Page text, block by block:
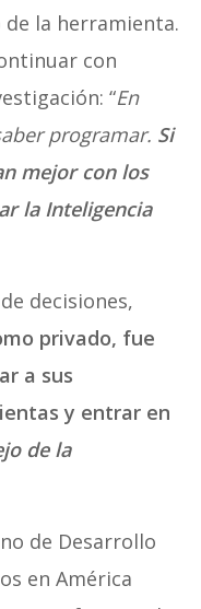
la herramienta.
con
“En
programar. Si
mejor con los
la Inteligencia
decisiones,
privado, fue
a sus
y entrar en
de la
de Desarrollo
en América